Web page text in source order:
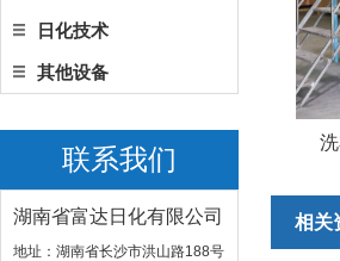
日化技术
其他设备
联系我们
湖南省富达日化有限公司
地址：湖南省长沙市洪山路188号
码机-15 洗
相关